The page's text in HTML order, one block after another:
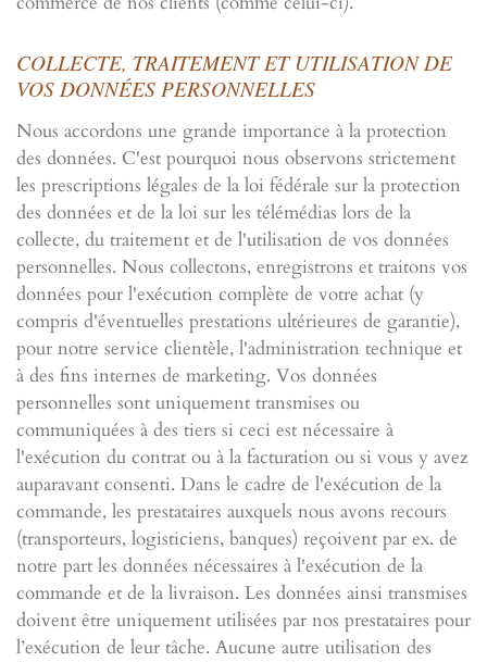
COLLECTE, TRAITEMENT ET UTILISATION DE
VOS DONNÉES PERSONNELLES
Nous accordons une grande importance à la protection
des données. C'est pourquoi nous observons strictement
les prescriptions légales de la loi fédérale sur la protection
des données et de la loi sur les télémédias lors de la
collecte, du traitement et de l'utilisation de vos données
personnelles. Nous collectons, enregistrons et traitons vos
données pour l'exécution complète de votre achat (y
compris d'éventuelles prestations ultérieures de garantie),
pour notre service clientèle, l'administration technique et
à des fins internes de marketing. Vos données
personnelles sont uniquement transmises ou
communiquées à des tiers si ceci est nécessaire à
l'exécution du contrat ou à la facturation ou si vous y avez
auparavant consenti. Dans le cadre de l'exécution de la
commande, les prestataires auxquels nous avons recours
(transporteurs, logisticiens, banques) reçoivent par ex. de
notre part les données nécessaires à l'exécution de la
commande et de la livraison. Les données ainsi transmises
doivent être uniquement utilisées par nos prestataires pour
l’exécution de leur tâche. Aucune autre utilisation des